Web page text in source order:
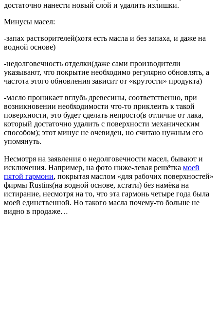
достаточно нанести новый слой и удалить излишки.
Минусы масел:
-запах растворителей(хотя есть масла и без запаха, и даже на
водной основе)
-недолговечность отделки(даже сами производители
указывают, что покрытие необходимо регулярно обновлять, а
частота этого обновления зависит от «крутости» продукта)
-масло проникает вглубь древесины, соответственно, при
возникновении необходимости что-то приклеить к такой
поверхности, это будет сделать непросто(в отличие от лака,
который достаточно удалить с поверхности механическим
способом); этот минус не очевиден, но считаю нужным его
упомянуть.
Несмотря на заявления о недолговечности масел, бывают и
исключения. Например, на фото ниже-левая решётка моей
пятой гармони, покрытая маслом «для рабочих поверхностей»
фирмы Rustins(на водной основе, кстати) без намёка на
истирание, несмотря на то, что эта гармонь четыре года была
моей единственной. Но такого масла почему-то больше не
видно в продаже…